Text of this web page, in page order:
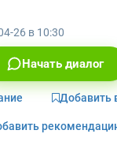
26 в 10:30
Начать диалог
Добавить